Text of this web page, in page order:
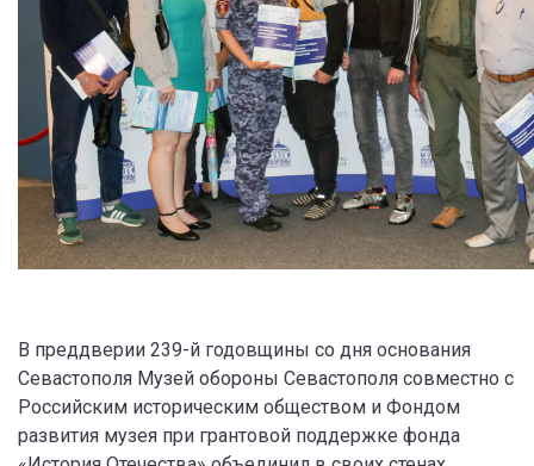
В преддверии 239-й годовщины со дня основания
Севастополя Музей обороны Севастополя совместно с
Российским историческим обществом и Фондом
развития музея при грантовой поддержке фонда